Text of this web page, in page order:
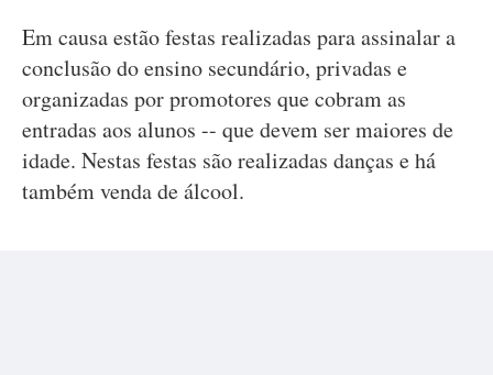
Em causa estão festas realizadas para assinalar a
conclusão do ensino secundário, privadas e
organizadas por promotores que cobram as
entradas aos alunos -- que devem ser maiores de
idade. Nestas festas são realizadas danças e há
também venda de álcool.